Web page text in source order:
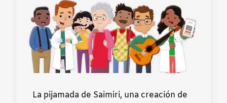
La pijamada de Saimiri, una creación de